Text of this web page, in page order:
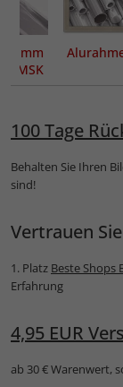
MSK
100 Tage
Behalten Sie Ihren
sind!
Vertrauen
1. Platz Beste Shops
Erfahrung
4,95 EUR
ab 30 € Warenwert,